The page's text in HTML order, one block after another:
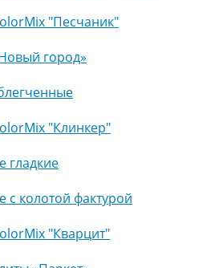
"Песчаник"
город»
"Клинкер"
гладкие
колотой фактурой
"Кварцит"